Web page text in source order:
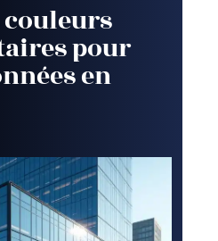
pour
en